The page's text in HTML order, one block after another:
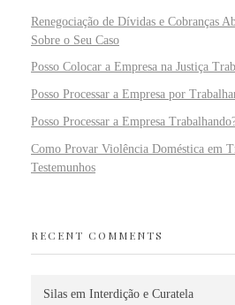
Renegociação de Dívidas e Cobranças
Sobre o Seu Caso
Posso Colocar a Empresa na Justiça
Posso Processar a Empresa por
Posso Processar a Empresa
Como Provar Violência Doméstica em
Testemunhos
RECENT COMMENTS
Silas em Interdição e Curatela